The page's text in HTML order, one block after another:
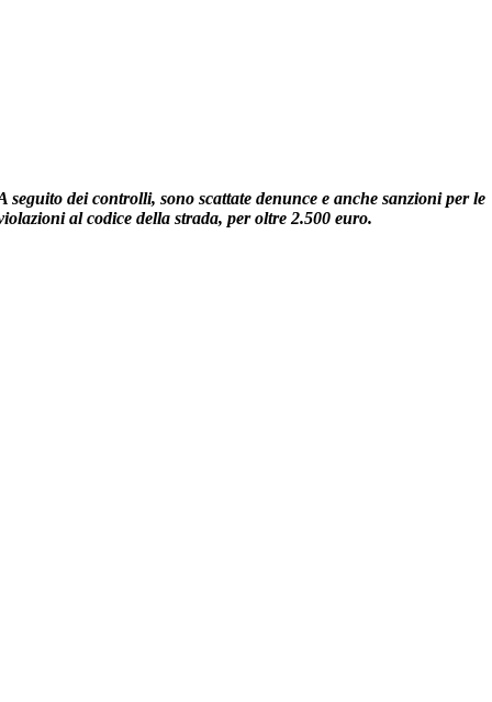
seguito dei controlli, sono scattate denunce e anche sanzioni per le
al codice della strada, per oltre 2.500 euro.